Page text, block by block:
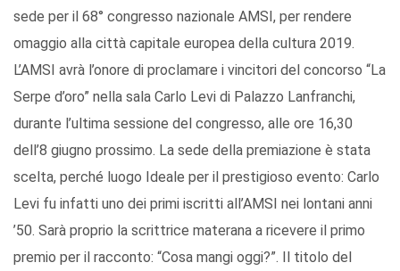
sede per il 68° congresso nazionale AMSI, per rendere
omaggio alla città capitale europea della cultura 2019.
L’AMSI avrà l’onore di proclamare i vincitori del concorso “La
Serpe d’oro” nella sala Carlo Levi di Palazzo Lanfranchi,
durante l’ultima sessione del congresso, alle ore 16,30
dell’8 giugno prossimo. La sede della premiazione è stata
scelta, perché luogo Ideale per il prestigioso evento: Carlo
Levi fu infatti uno dei primi iscritti all’AMSI nei lontani anni
’50. Sarà proprio la scrittrice materana a ricevere il primo
premio per il racconto: “Cosa mangi oggi?”. Il titolo del